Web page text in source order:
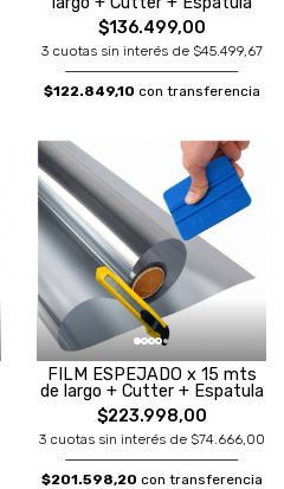
$136.499,00
3 cuotas sin interés de $45.499,67
$122.849,10 con transferencia
FILM ESPEJADO x 15 mts
de largo + Cutter + Espatula
$223.998,00
3 cuotas sin interés de $74.666,00
$201.598,20 con transferencia